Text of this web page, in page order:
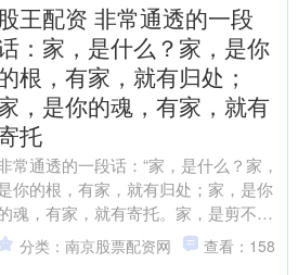
股王配资 非常通透的一段
：家，是什么？家，是你
根，有家，就有归处；
，是你的魂，有家，就有
托
常通透的一段话：“家，是什么？家，
你的根，有家，就有归处；家，是你
魂，有家，就有寄托。家，是剪不断
血脉亲情，是放不下的牵肠挂肚。 家
很简单，一年四季，一....
分类：南京股票配资网 查看：158